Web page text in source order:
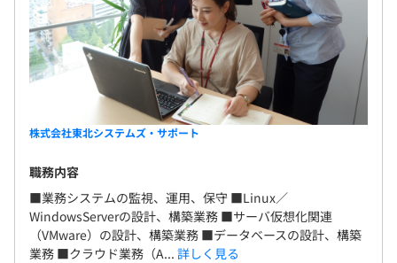
株式会社東北システムズ・サポート
職務内容
■業務システムの監視、運用、保守 ■Linux／
WindowsServerの設計、構築業務 ■サーバ仮想化関連
（VMware）の設計、構築業務 ■データベースの設計、構築
業務 ■クラウド業務（A... 詳しく見る